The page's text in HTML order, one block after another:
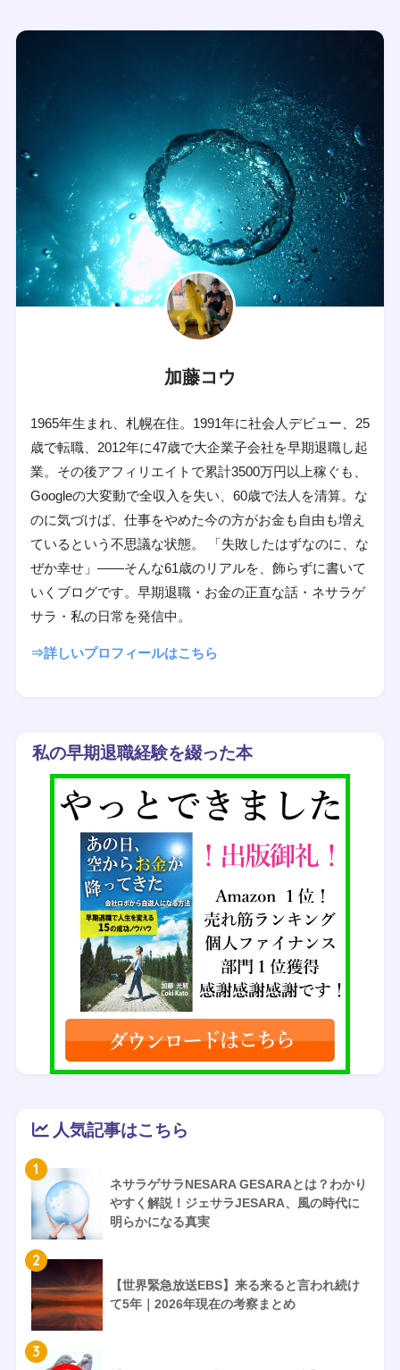
加藤コウ
1965年生まれ、札幌在住。1991年に社会人デビュー、25
歳で転職、2012年に47歳で大企業子会社を早期退職し起
業。その後アフィリエイトで累計3500万円以上稼ぐも、
Googleの大変動で全収入を失い、60歳で法人を清算。な
のに気づけば、仕事をやめた今の方がお金も自由も増え
ているという不思議な状態。 「失敗したはずなのに、な
ぜか幸せ」——そんな61歳のリアルを、飾らずに書いて
いくブログです。早期退職・お金の正直な話・ネサラゲ
サラ・私の日常を発信中。
⇒詳しいプロフィールはこちら
私の早期退職経験を綴った本
人気記事はこちら
1
ネサラゲサラNESARA GESARAとは？わかり
やすく解説！ジェサラJESARA、風の時代に
明らかになる真実
2
【世界緊急放送EBS】来る来ると言われ続け
て5年｜2026年現在の考察まとめ
3